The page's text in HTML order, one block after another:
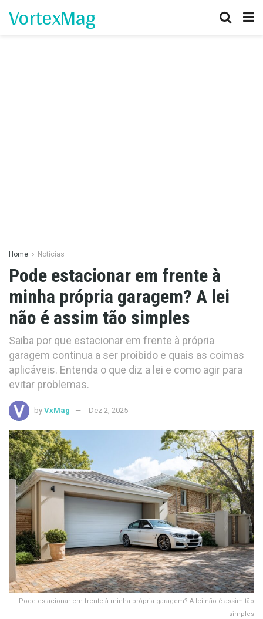
VortexMag
Home Notícias
Pode estacionar em frente à
minha própria garagem? A lei
não é assim tão simples
Saiba por que estacionar em frente à própria
garagem continua a ser proibido e quais as coimas
aplicáveis. Entenda o que diz a lei e como agir para
evitar problemas.
by VxMag Dez 2, 2025
Pode estacionar em frente à minha própria garagem? A lei não é assim tão
simples